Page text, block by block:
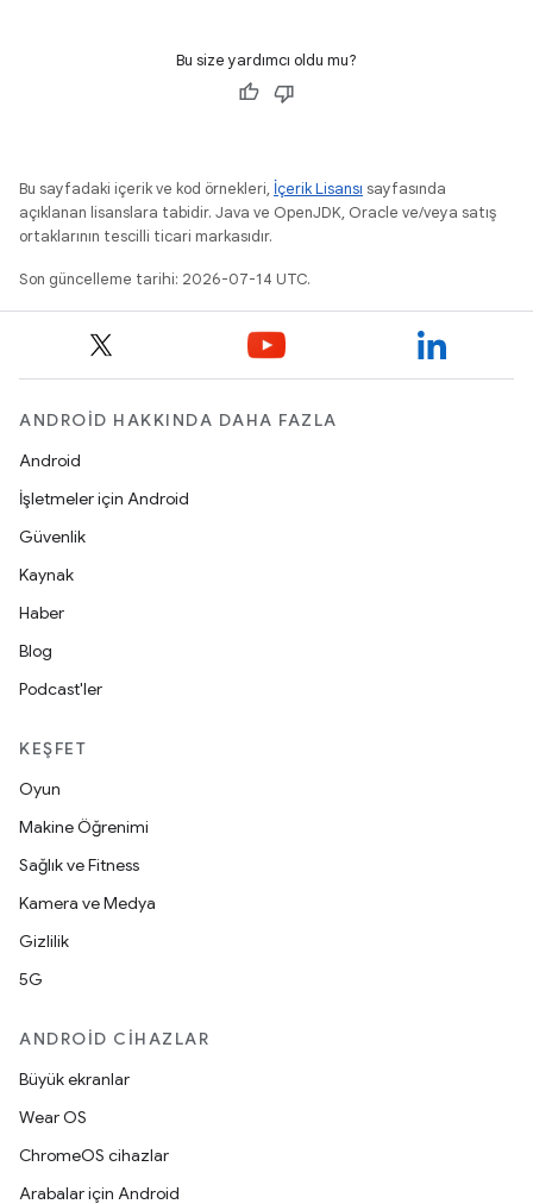
Bu size yardımcı oldu mu?
Bu sayfadaki içerik ve kod örnekleri, İçerik Lisansı sayfasında
açıklanan lisanslara tabidir. Java ve OpenJDK, Oracle ve/veya satış
ortaklarının tescilli ticari markasıdır.
Son güncelleme tarihi: 2026-07-14 UTC.
ANDROID HAKKINDA DAHA FAZLA
Android
İşletmeler için Android
Güvenlik
Kaynak
Haber
Blog
Podcast'ler
KEŞFET
Oyun
Makine Öğrenimi
Sağlık ve Fitness
Kamera ve Medya
Gizlilik
5G
ANDROID CIHAZLAR
Büyük ekranlar
Wear OS
ChromeOS cihazlar
Arabalar için Android